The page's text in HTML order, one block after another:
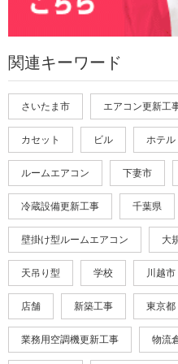
関連キーワード
さいたま市 エアコン更新工
カセット ビル ホテル
ルームエアコン 下妻市
冷蔵設備更新工事 千葉県
壁掛け型ルームエアコン 大
天吊り型 学校 川越市
店舗 新築工事 東京都
業務用空調機更新工事 物流